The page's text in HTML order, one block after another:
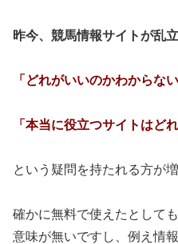
昨今、競馬情報サイトが乱立
「どれがいいのかわからない
「本当に役立つサイトはどれ
という疑問を持たれる方が
確かに無料で使えたとして
意味が無いですし、例え情